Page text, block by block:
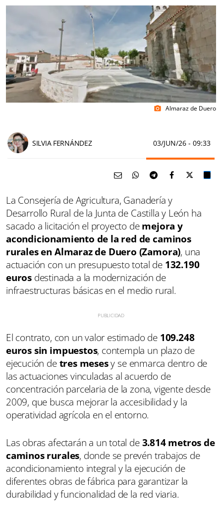
photo_camera Almaraz de Duero
SILVIA FERNÁNDEZ 03/JUN/26 - 09:33
La Consejería de Agricultura, Ganadería y
Desarrollo Rural de la Junta de Castilla y León ha
sacado a licitación el proyecto demejora y
acondicionamiento de la red de caminos
rurales en Almaraz de Duero (Zamora), una
actuación con un presupuesto total de 132.190
euros destinada a la modernización de
infraestructuras básicas en el medio rural.
El contrato, con un valor estimado de 109.248
euros sin impuestos, contempla un plazo de
ejecución detres mesesy se enmarca dentro de
las actuaciones vinculadas al acuerdo de
concentración parcelaria de la zona, vigente desde
2009, que busca mejorar la accesibilidad y la
operatividad agrícola en el entorno.
Las obras afectarán a un total de3.814 metros de
caminos rurales, donde se prevén trabajos de
acondicionamiento integral y la ejecución de
diferentes obras de fábrica para garantizar la
durabilidad y funcionalidad de la red viaria.